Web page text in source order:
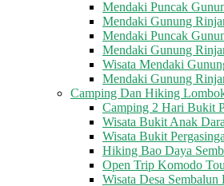
Mendaki Puncak
Mendaki Gunung
Mendaki Puncak
Mendaki Gunung
Wisata Mendaki
Mendaki Gunung
Camping Dan Hiking
Camping 2 Hari Bukit
Wisata Bukit Anak
Wisata Bukit
Hiking Bao Daya
Open Trip Komodo
Wisata Desa